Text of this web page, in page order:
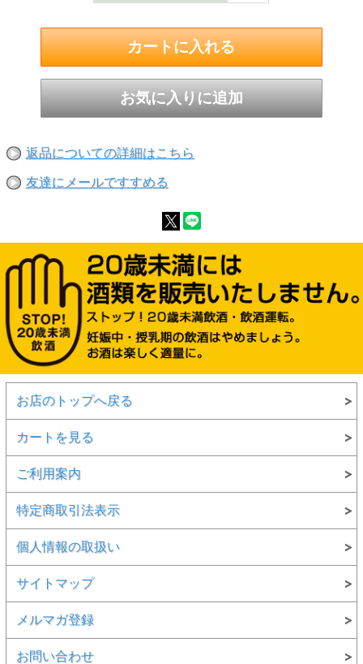
返品についての詳細はこちら
友達にメールですすめる
お店のトップへ戻る
カートを見る
ご利用案内
特定商取引法表示
個人情報の取扱い
サイトマップ
メルマガ登録
お問い合わせ